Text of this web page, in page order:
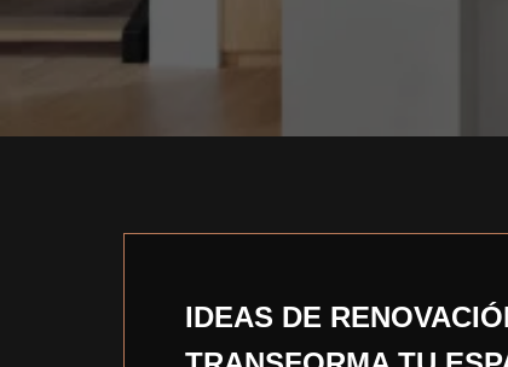
IDEAS DE